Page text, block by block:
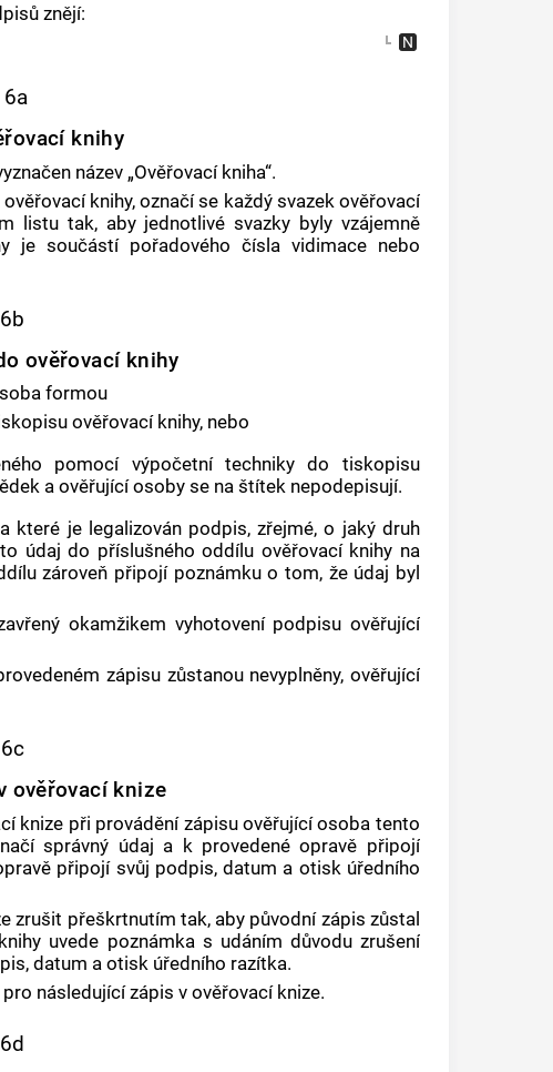
znějí:
6a
knihy
název „Ověřovací kniha“.
knihy, označí se každý svazek ověřovací
listu tak, aby jednotlivé svazky byly vzájemně
je součástí pořadového čísla vidimace nebo
ověřovací knihy
formou
ověřovací knihy, nebo
pomocí výpočetní techniky do tiskopisu
a ověřující osoby se na štítek nepodepisují.
které je legalizován podpis, zřejmé, o jaký druh
údaj do příslušného oddílu ověřovací knihy na
zároveň připojí poznámku o tom, že údaj byl
okamžikem vyhotovení podpisu ověřující
zápisu zůstanou nevyplněny, ověřující
ověřovací knize
knize při provádění zápisu ověřující osoba tento
správný údaj a k provedené opravě připojí
připojí svůj podpis, datum a otisk úředního
zrušit přeškrtnutím tak, aby původní zápis zůstal
uvede poznámka s udáním důvodu zrušení
datum a otisk úředního razítka.
následující zápis v ověřovací knize.